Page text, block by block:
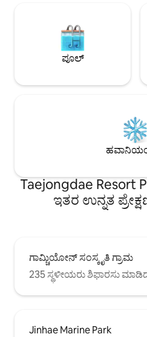
ಕೊರಿಯನ್ ಕಿಮ್ಚಿ ಮತ್ತು ಬಾರ್ಬೆಕ್ಯೂ
ಆನಂದಿಸುತ್ತಿರುವಾಗ K-ಡ್ರಾಮಾದ ಮುಖ್ಯ ಪಾತ್ರವಾಗಿ
ಇದು ಕೊರಿಯನ್ ಮನೆಯ ಶೈಲಿಯ
ನಾನು ಹೋಟೆಲ್‌ಗಳನ್ನು ಅಸೂಯೆ
ವಾಸ್ತವ್ಯ ಹೂಡಿದರೆ ನೀವು ಎಲ್ಲಿಗೆ ಹೋಗಲು
ತಲೆಕೆಳಗಾದ ಆಕರ್ಷಕ ಸ್ಥಳವಾಗಿದೆ ಮತ್ತು
ಪ್ರೇಮಿಯೊಂದಿಗೆ ನೀವು ಭೇಟಿ ನೀಡಬೇಕಾದ
ವಲಸೆಯ ವಿಶೇಷ ಪ್ರಕರಣದ ಆಧಾರದ
ಕಂಪನಿಯಾದ ಬುಸಾನ್ ನಂ. 1 ರಿಂದ
ನೋಂದಾಯಿಸಲ್ಪಟ್ಟ ಮತ್ತು ನಿರ್ವಹಿಸುವ
ಸೌಕರ್ಯವಾಗಿದೆ.
ಪೂಲ್
Taejongdae Resort
ಇತರ ಉನ್ನತ
ಗಾಮ್ಚಿಯೋನ್ ಸಂಸ್ಕೃತಿ ಗ್ರಾಮ
235 ಸ್ಥಳೀಯರು ಶಿಫಾರಸು
Jinhae Marine Park